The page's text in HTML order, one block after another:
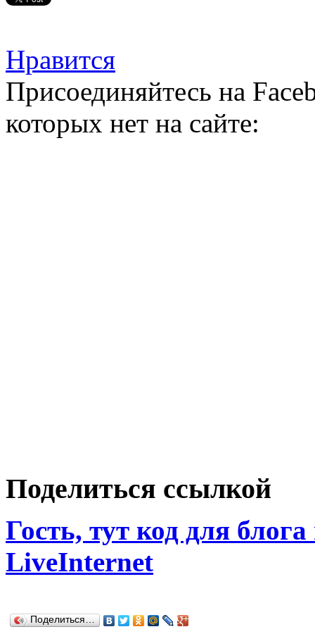
Нравится
Присоединяйтесь на
которых нет на сайте:
Поделиться ссылкой
Гость, тут код для
LiveInternet
Поделиться…